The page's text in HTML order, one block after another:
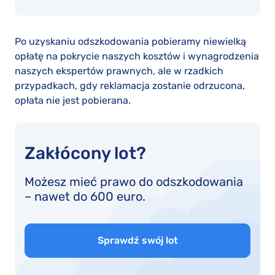
Po uzyskaniu odszkodowania pobieramy niewielką
opłatę na pokrycie naszych kosztów i wynagrodzenia
naszych ekspertów prawnych, ale w rzadkich
przypadkach, gdy reklamacja zostanie odrzucona,
opłata nie jest pobierana.
Zakłócony lot?
Możesz mieć prawo do odszkodowania
– nawet do 600 euro.
Sprawdź swój lot